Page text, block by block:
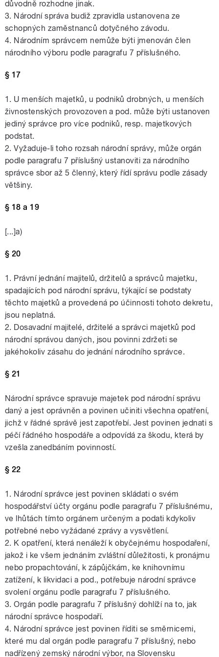
důvodně rozhodne jinak.
3. Národní správa budiž zpravidla ustanovena ze
schopných zaměstnanců dotyčného závodu.
4. Národním správcem nemůže býti jmenován člen
národního výboru podle paragrafu 7 příslušného.
§ 17
1. U menších majetků, u podniků drobných, u menších
živnostenských provozoven a pod. může býti ustanoven
jediný správce pro více podniků, resp. majetkových
podstat.
2. Vyžaduje-li toho rozsah národní správy, může orgán
podle paragrafu 7 příslušný ustanoviti za národního
správce sbor až 5 členný, který řídí správu podle zásady
většiny.
§ 18 a 19
[...]a)
§ 20
1. Právní jednání majitelů, držitelů a správců majetku,
spadajících pod národní správu, týkající se podstaty
těchto majetků a provedená po účinnosti tohoto dekretu,
jsou neplatná.
2. Dosavadní majitelé, držitelé a správci majetků pod
národní správou daných, jsou povinni zdržeti se
jakéhokoliv zásahu do jednání národního správce.
§ 21
Národní správce spravuje majetek pod národní správu
daný a jest oprávněn a povinen učiniti všechna opatření,
jichž v řádné správě jest zapotřebí. Jest povinen jednati s
péčí řádného hospodáře a odpovídá za škodu, která by
vzešla zanedbáním povinností.
§ 22
1. Národní správce jest povinen skládati o svém
hospodářství účty orgánu podle paragrafu 7 příslušnému,
ve lhůtách tímto orgánem určeným a podati kdykoliv
potřebné nebo vyžádané zprávy a vysvětlení.
2. K opatření, která nenáleží k obyčejnému hospodaření,
jakož i ke všem jednáním zvláštní důležitosti, k pronájmu
nebo propachtování, k zápůjčkám, ke knihovnímu
zatížení, k likvidaci a pod., potřebuje národní správce
svolení orgánu podle paragrafu 7 příslušného.
3. Orgán podle paragrafu 7 příslušný dohlíží na to, jak
národní správce hospodaří.
4. Národní správce jest povinen říditi se směrnicemi,
které mu dal orgán podle paragrafu 7 příslušný, nebo
nadřízený zemský národní výbor, na Slovensku